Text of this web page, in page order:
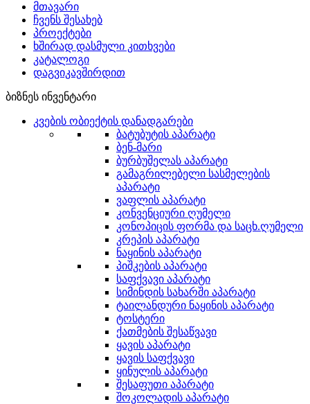
მთავარი
ჩვენს შესახებ
პროექტები
ხშირად დასმული კითხვები
კატალოგი
დაგვიკავშირდით
ბიზნეს ინვენტარი
კვების ობიექტის დანადგარები
ბატუბუტის აპარატი
ბენ-მარი
ბურბუშელას აპარატი
გამაგრილებელი სასმელების
აპარატი
ვაფლის აპარატი
კონვენციური ღუმელი
კონოპიცის ფორმა და საცხ.ღუმელი
კრეპის აპარატი
ნაყინის აპარატი
პიშკების აპარატი
საფქვავი აპარატი
სიმინდის სახარში აპარატი
ტაილანდური ნაყინის აპარატი
ტოსტერი
ქათმების შესაწვავი
ყავის აპარატი
ყავის საფქვავი
ყინულის აპარატი
შესაფუთი აპარატი
შოკოლადის აპარატი